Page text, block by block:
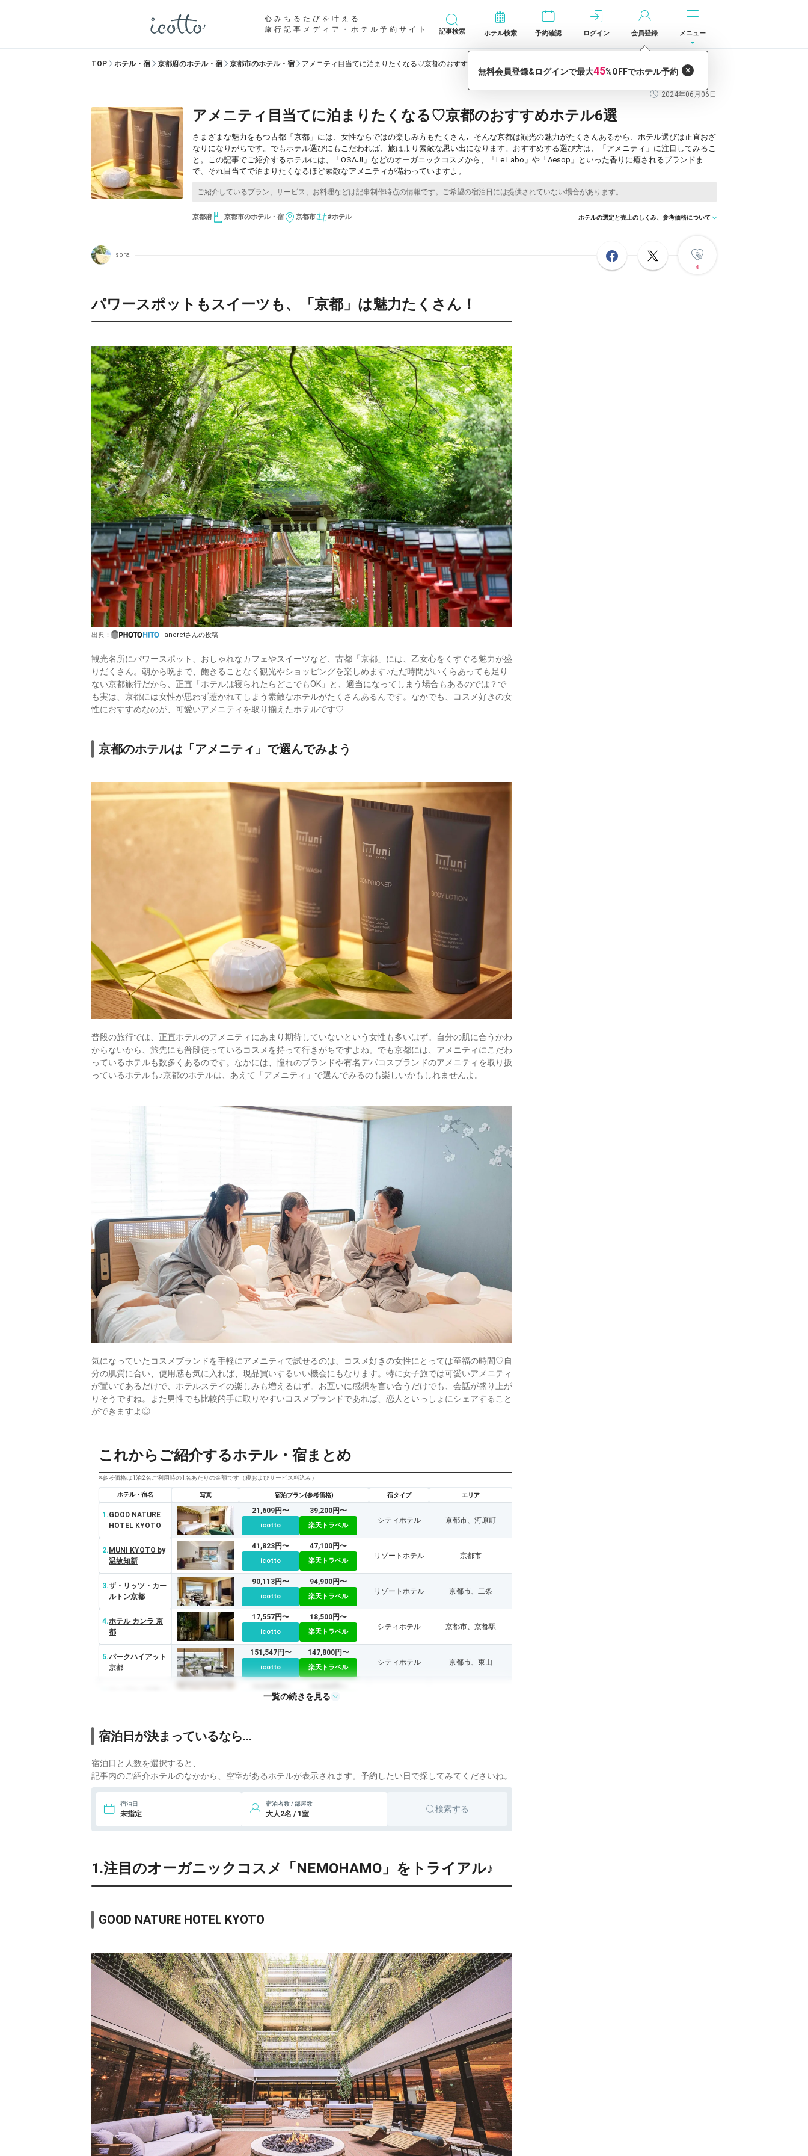
心みちるたびを叶える
旅行記事メディア・ホテル予約サイト
記事検索 ホテル検索 予約確認 ログイン 会員登録 メニュー
TOP ホテル・宿 京都府のホテル・宿 京都市のホテル・宿 アメニティ目当てに泊まりたくなる♡京都のおすすめホテル6選
2024年06月06日
アメニティ目当てに泊まりたくなる♡京都のおすすめホテル6選
さまざまな魅力をもつ古都「京都」には、女性ならではの楽しみ方もたくさん♩そんな京都は観光の魅力がたくさんあるから、ホテル選びは正直おざ
なりになりがちです。でもホテル選びにもこだわれば、旅はより素敵な思い出になります。おすすめする選び方は、「アメニティ」に注目してみるこ
と。この記事でご紹介するホテルには、「OSAJI」などのオーガニックコスメから、「Le Labo」や「Aesop」といった香りに癒されるブランドま
で、それ目当てで泊まりたくなるほど素敵なアメニティが備わっていますよ。
京都府 京都市のホテル・宿 京都市 #ホテル ホテルの選定と売上のしくみ、参考価格について
sora
4
パワースポットもスイーツも、「京都」は魅力たくさん！
出典： ancretさんの投稿
観光名所にパワースポット、おしゃれなカフェやスイーツなど、古都「京都」には、乙女心をくすぐる魅力が盛
りだくさん。朝から晩まで、飽きることなく観光やショッピングを楽しめます♪ただ時間がいくらあっても足り
ない京都旅行だから、正直「ホテルは寝られたらどこでもOK」と、適当になってしまう場合もあるのでは？で
も実は、京都には女性が思わず惹かれてしまう素敵なホテルがたくさんあるんです。なかでも、コスメ好きの女
性におすすめなのが、可愛いアメニティを取り揃えたホテルです♡
京都のホテルは「アメニティ」で選んでみよう
普段の旅行では、正直ホテルのアメニティにあまり期待していないという女性も多いはず。自分の肌に合うかわ
からないから、旅先にも普段使っているコスメを持って行きがちですよね。でも京都には、アメニティにこだわ
っているホテルも数多くあるのです。なかには、憧れのブランドや有名デパコスブランドのアメニティを取り扱
っているホテルも♪京都のホテルは、あえて「アメニティ」で選んでみるのも楽しいかもしれませんよ。
気になっていたコスメブランドを手軽にアメニティで試せるのは、コスメ好きの女性にとっては至福の時間♡自
分の肌質に合い、使用感も気に入れば、現品買いするいい機会にもなります。特に女子旅では可愛いアメニティ
が置いてあるだけで、ホテルステイの楽しみも増えるはず。お互いに感想を言い合うだけでも、会話が盛り上が
りそうですね。また男性でも比較的手に取りやすいコスメブランドであれば、恋人といっしょにシェアすること
ができますよ◎
これからご紹介するホテル・宿まとめ
※参考価格は1泊2名ご利用時の1名あたりの金額です（税およびサービス料込み）
ホテル・宿名 写真 宿泊プラン(参考価格) 宿タイプ エリア
1.GOOD NATURE
HOTEL KYOTO
21,609円〜
icotto
39,200円〜
楽天トラベル
シティホテル 京都市、河原町
2.MUNI KYOTO by
温故知新
41,823円〜
icotto
47,100円〜
楽天トラベル
リゾートホテル 京都市
3.ザ・リッツ・カー
ルトン京都
90,113円〜
icotto
94,900円〜
楽天トラベル
リゾートホテル 京都市、二条
4.ホテル カンラ 京
都
17,557円〜
icotto
18,500円〜
楽天トラベル
シティホテル 京都市、京都駅
5.パークハイアット
京都
151,547円〜
icotto
147,800円〜
楽天トラベル
シティホテル 京都市、東山
icotto 楽天トラベル
一覧の続きを見る
宿泊日が決まっているなら…
宿泊日と人数を選択すると、
記事内のご紹介ホテルのなかから、空室があるホテルが表示されます。予約したい日で探してみてくださいね。
宿泊日
未指定
宿泊者数 / 部屋数
大人2名 / 1室 検索する
1.注目のオーガニックコスメ「NEMOHAMO」をトライアル♪
GOOD NATURE HOTEL KYOTO